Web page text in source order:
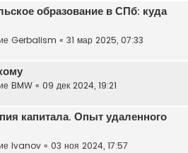
образование в СПб: куда
Gerbalism « 31 мар 2025, 07:33
BMW « 09 дек 2024, 19:21
капитала. Опыт удаленного
Ivanov « 03 ноя 2024, 17:57